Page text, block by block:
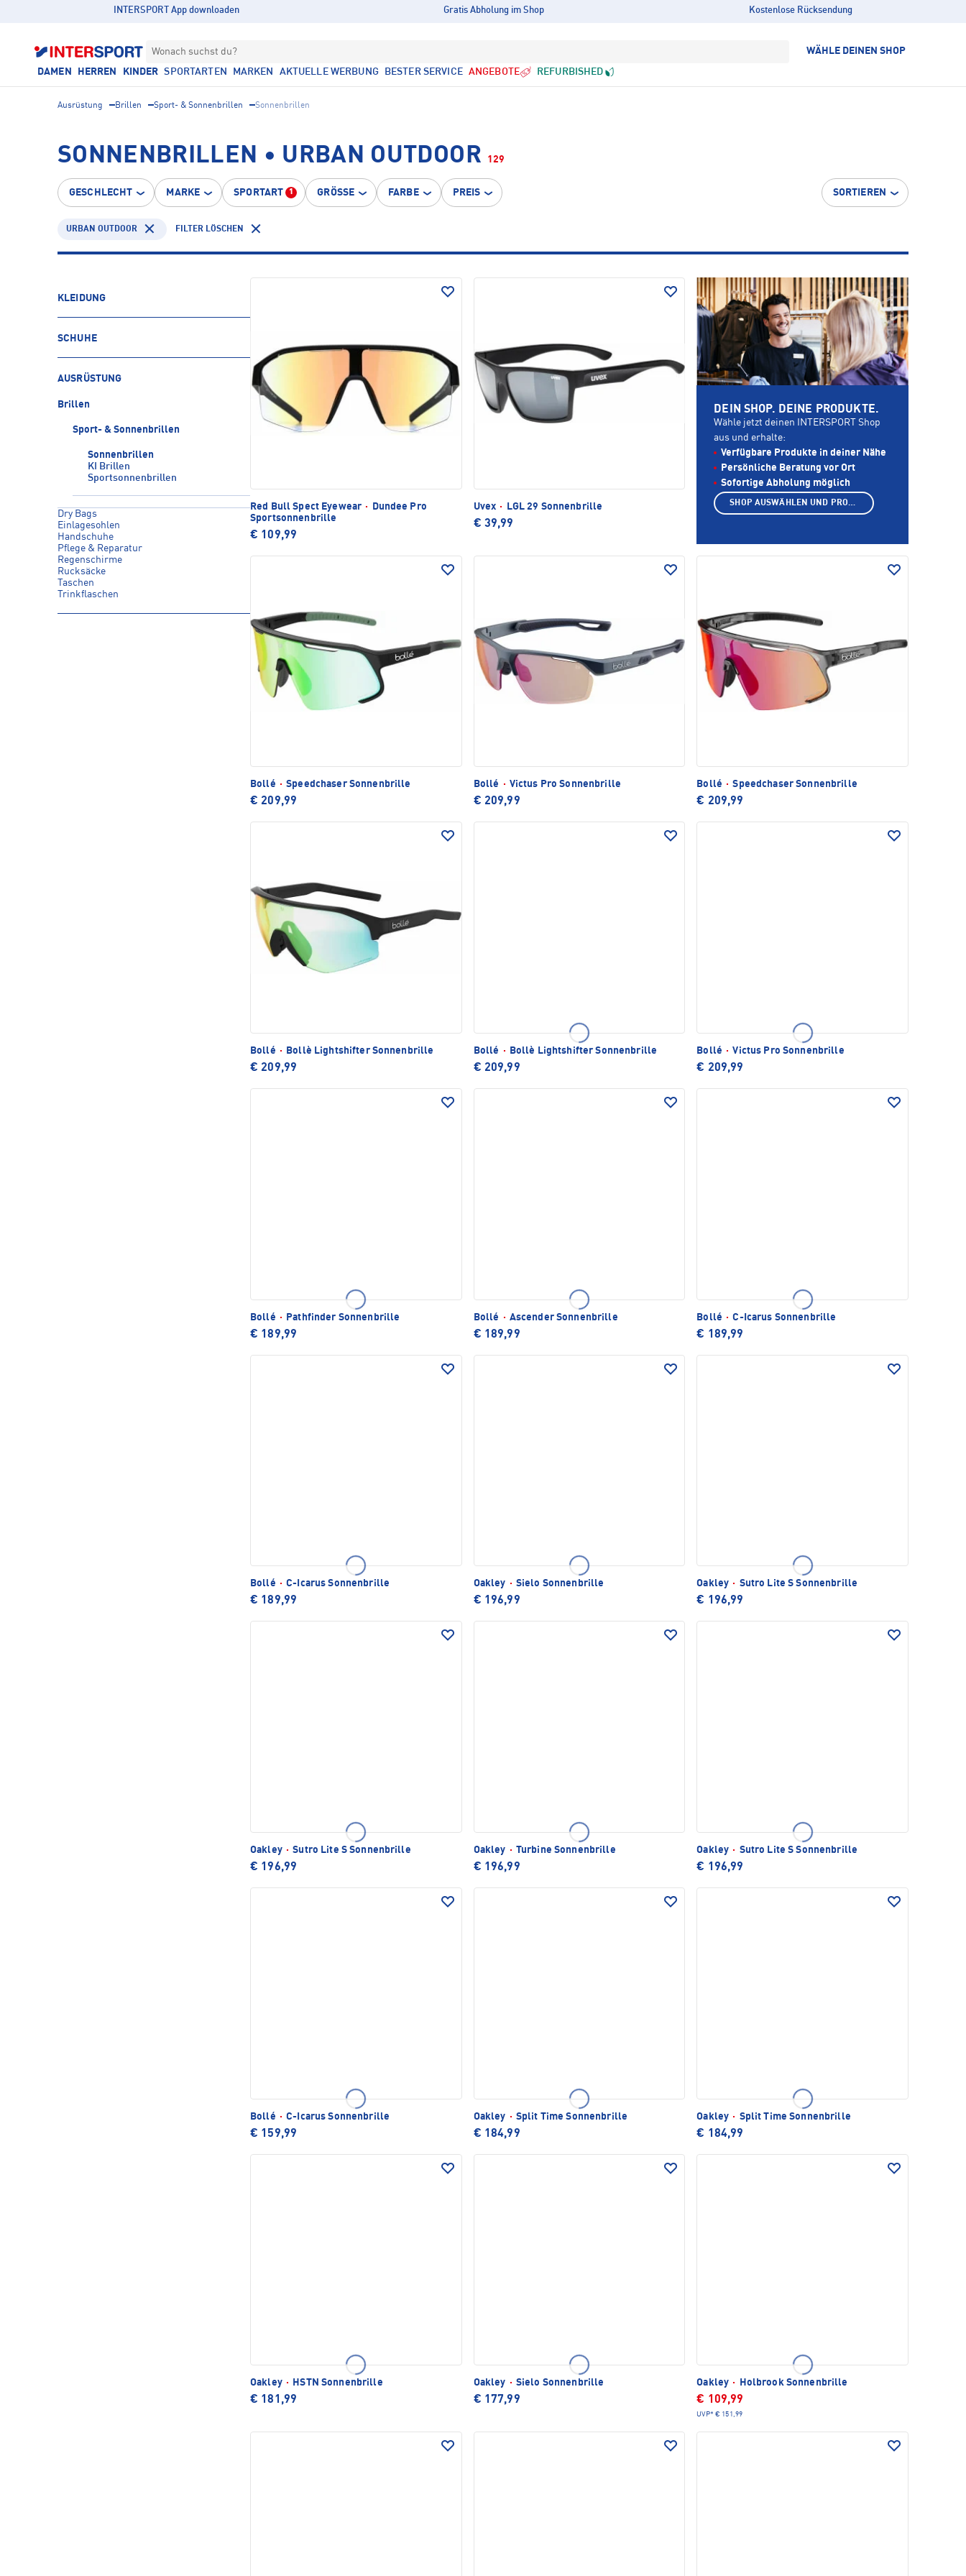
INTERSPORT App downloaden Gratis Abholung im Shop Kostenlose Rücksendung
Wonach suchst du? WÄHLE DEINEN SHOP
DAMEN HERREN KINDER SPORTARTEN MARKEN AKTUELLE WERBUNG BESTER SERVICE ANGEBOTE REFURBISHED
Ausrüstung Brillen Sport- & Sonnenbrillen Sonnenbrillen
SONNENBRILLEN • URBAN OUTDOOR 129
GESCHLECHT MARKE SPORTART 1 GRÖSSE FARBE PREIS SORTIEREN
URBAN OUTDOOR FILTER LÖSCHEN
KLEIDUNG
SCHUHE
AUSRÜSTUNG
Brillen
Sport- & Sonnenbrillen
Sonnenbrillen
KI Brillen
Sportsonnenbrillen
Dry Bags
Einlagesohlen
Handschuhe
Pflege & Reparatur
Regenschirme
Rucksäcke
Taschen
Trinkflaschen
Red Bull Spect Eyewear ·
Dundee Pro
Sportsonnenbrille
€ 109,99
Uvex · LGL 29 Sonnenbrille
€ 39,99
Bollé · Speedchaser Sonnenbrille
€ 209,99
Bollé · Victus Pro Sonnenbrille
€ 209,99
Bollé · Speedchaser Sonnenbrille
€ 209,99
Bollé · Bollè Lightshifter Sonnenbrille
€ 209,99
Bollé · Bollè Lightshifter Sonnenbrille
€ 209,99
Bollé · Victus Pro Sonnenbrille
€ 209,99
Bollé · Pathfinder Sonnenbrille
€ 189,99
Bollé · Ascender Sonnenbrille
€ 189,99
Bollé · C-Icarus Sonnenbrille
€ 189,99
Bollé · C-Icarus Sonnenbrille
€ 189,99
Oakley · Sielo Sonnenbrille
€ 196,99
Oakley · Sutro Lite S Sonnenbrille
€ 196,99
Oakley · Sutro Lite S Sonnenbrille
€ 196,99
Oakley · Turbine Sonnenbrille
€ 196,99
Oakley · Sutro Lite S Sonnenbrille
€ 196,99
Bollé · C-Icarus Sonnenbrille
€ 159,99
Oakley · Split Time Sonnenbrille
€ 184,99
Oakley · Split Time Sonnenbrille
€ 184,99
Oakley · HSTN Sonnenbrille
€ 181,99
Oakley · Sielo Sonnenbrille
€ 177,99
Oakley · Holbrook Sonnenbrille
€ 109,99
UVP* € 151,99
DEIN SHOP. DEINE PRODUKTE.
Wähle jetzt deinen INTERSPORT Shop
aus und erhalte:
Verfügbare Produkte in deiner Nähe
Persönliche Beratung vor Ort
Sofortige Abholung möglich
SHOP AUSWÄHLEN UND PRODUKTE ANZEIGEN